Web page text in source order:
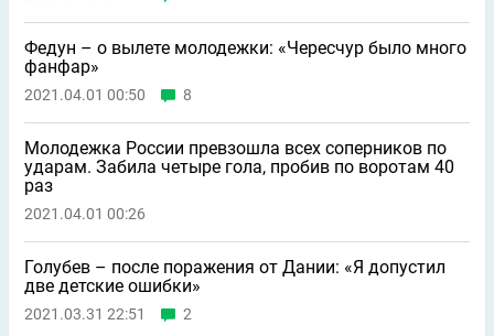
Федун – о вылете молодежки: «Чересчур было много
фанфар»
2021.04.01 00:50 8
Молодежка России превзошла всех соперников по
ударам. Забила четыре гола, пробив по воротам 40
раз
2021.04.01 00:26
Голубев – после поражения от Дании: «Я допустил
две детские ошибки»
2021.03.31 22:51 2